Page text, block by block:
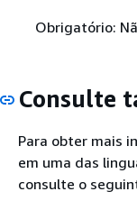
Obrigatório:
Consulte
Para obter mais
em uma das
consulte o